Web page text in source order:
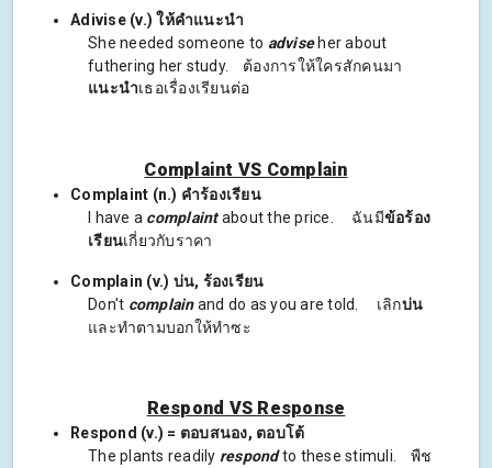
Adivise (v.) ให้คำแนะนำ
She needed someone to adviseher about
futhering her study. ต้องการให้ใครสักคนมา
แนะนำเธอเรื่องเรียนต่อ
Complaint VS Complain
Complaint (n.) คำร้องเรียน
I have a complaintabout the price. ฉันมีข้อร้อง
เรียนเกี่ยวกับราคา
Complain (v.) บ่น, ร้องเรียน
Don't complainand do as you are told. เลิกบ่น
และทำตามบอกให้ทำซะ
Respond VS Response
Respond (v.) = ตอบสนอง, ตอบโต้
The plants readily respond to these stimuli. พืช